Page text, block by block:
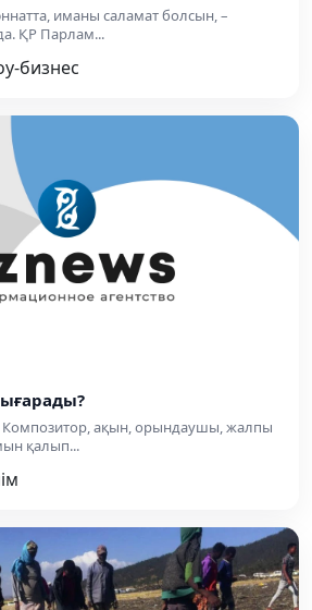
иманы саламат болсын, –
ҚР Парлам...
бизнес
Композитор, ақын, орындаушы, жалпы
қалып...